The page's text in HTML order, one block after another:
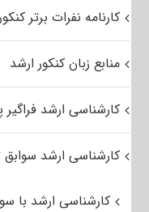
کارنامه نفرات برتر
منابع زبان کنکور ارشد
کارشناسی ارشد فراگیر
کارشناسی ارشد
کارشناسی ارشد با